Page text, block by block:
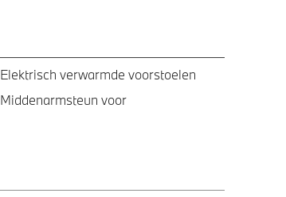
Elektrisch verwarmde voorstoelen
Middenarmsteun voor